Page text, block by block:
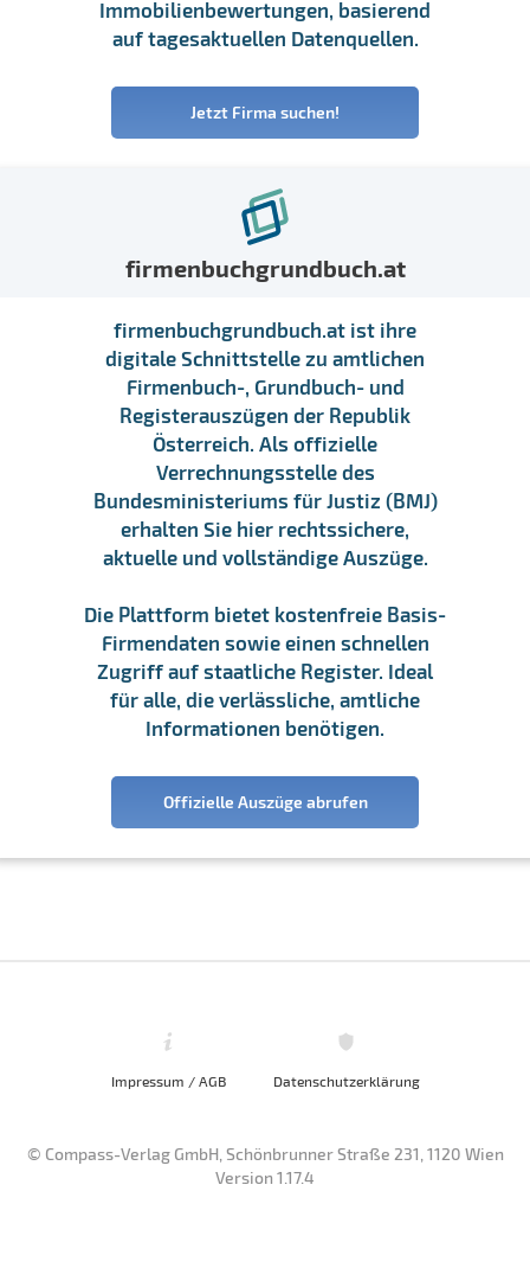
Immobilienbewertungen, basierend
auf tagesaktuellen Datenquellen.
Jetzt Firma suchen!
firmenbuchgrundbuch.at
firmenbuchgrundbuch.at ist ihre
digitale Schnittstelle zu amtlichen
Firmenbuch-, Grundbuch- und
Registerauszügen der Republik
Österreich. Als offizielle
Verrechnungsstelle des
Bundesministeriums für Justiz (BMJ)
erhalten Sie hier rechtssichere,
aktuelle und vollständige Auszüge.
Die Plattform bietet kostenfreie Basis-
Firmendaten sowie einen schnellen
Zugriff auf staatliche Register. Ideal
für alle, die verlässliche, amtliche
Informationen benötigen.
Offizielle Auszüge abrufen
Impressum / AGB Datenschutzerklärung
© Compass-Verlag GmbH, Schönbrunner Straße 231, 1120 Wien
Version 1.17.4